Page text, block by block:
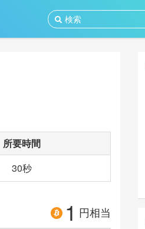
所要時間
30秒
1 円相当